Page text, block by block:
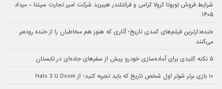
شرایط فروش تویوتا کرولا کراس و فرانتلندر هیبرید شرکت امیر تجارت سپنتا – مرداد
۱۴۰۵
خنده‌دارترین فیلم‌های کمدی تاریخ؛ آثاری که هنوز هم مخاطبان را از خنده روده‌بر
می‌کنند
۵ نکته کلیدی برای آماده‌سازی خودرو پیش از سفرهای جاده‌ای در تابستان
۱۰ بازی برتر شوتر اول شخص تاریخ که باید تجربه کنید؛ از Doom تا Halo 3